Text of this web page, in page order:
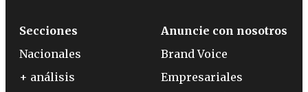
Secciones
Nacionales
+ análisis
Anuncie con nosotros
Brand Voice
Empresariales